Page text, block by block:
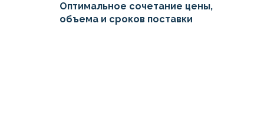
Оптимальное сочетание цены,
объема и сроков поставки